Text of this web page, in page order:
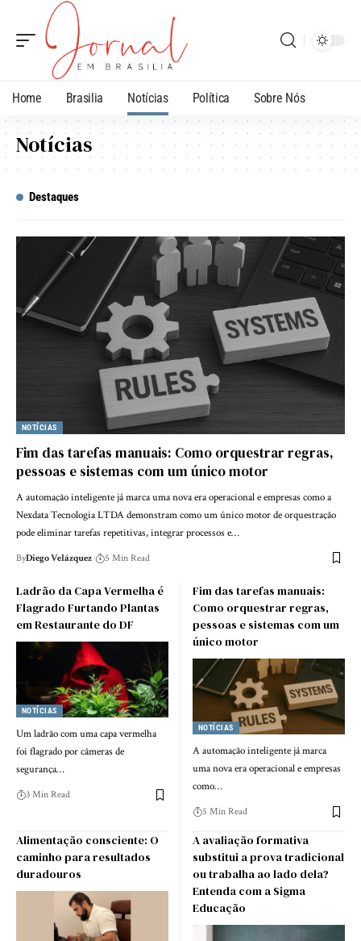
Home Brasilia Notícias Política Sobre Nós
Notícias
Destaques
NOTÍCIAS
Fim das tarefas manuais: Como orquestrar regras,
pessoas e sistemas com um único motor
A automação inteligente já marca uma nova era operacional e empresas como a
Nexdata Tecnologia LTDA demonstram como um único motor de orquestração
pode eliminar tarefas repetitivas, integrar processos e…
ByDiego Velázquez 5 Min Read
Ladrão da Capa Vermelha é
Flagrado Furtando Plantas
em Restaurante do DF
NOTÍCIAS
Um ladrão com uma capa vermelha
foi flagrado por câmeras de
segurança…
3 Min Read
Fim das tarefas manuais:
Como orquestrar regras,
pessoas e sistemas com um
único motor
NOTÍCIAS
A automação inteligente já marca
uma nova era operacional e empresas
como…
5 Min Read
Alimentação consciente: O
caminho para resultados
duradouros
A avaliação formativa
substitui a prova tradicional
ou trabalha ao lado dela?
Entenda com a Sigma
Educação